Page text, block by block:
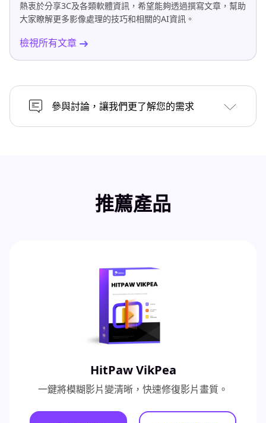
熱衷於分享3C及各類軟體資訊，希望能夠透過撰寫文章，幫助
大家瞭解更多影像處理的技巧和相關的AI資訊。
檢視所有文章
參與討論，讓我們更了解您的需求
推薦產品
HitPaw VikPea
一鍵將模糊影片變清晰，快速修復影片畫質。